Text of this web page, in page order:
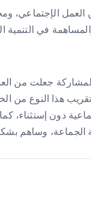
الإجتماعي،
جعلت من
هذا النوع من
دون إستثناء،
وساهم